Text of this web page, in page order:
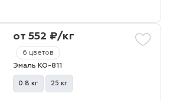
6 цветов
от 552 ₽/кг
Эмаль КО-811
0.8 кг 25 кг